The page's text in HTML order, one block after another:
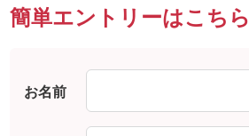
簡単エントリーはこちら
お名前